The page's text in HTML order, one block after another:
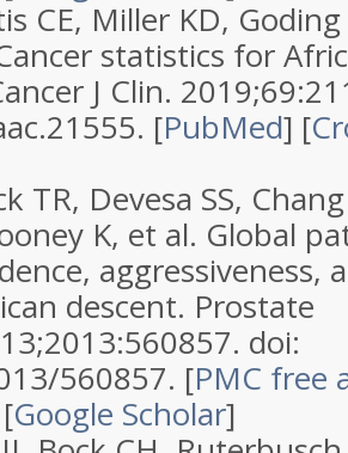
CE, Miller KD, Goding
statistics for
J Clin.
[PubMed] [
TR, Devesa SS,
K, et al. Global
aggressiveness,
descent. Prostate
doi:
560857. [PMC free
Google Scholar]